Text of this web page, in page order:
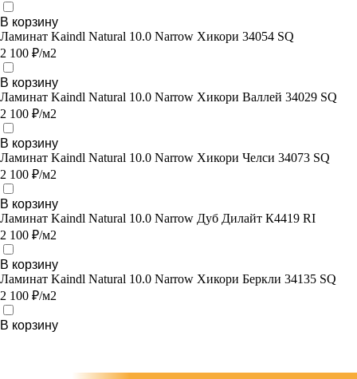
В корзину
Ламинат Kaindl Natural 10.0 Narrow Хикори 34054 SQ
2 100 ₽/м2
В корзину
Ламинат Kaindl Natural 10.0 Narrow Хикори Валлей 34029 SQ
2 100 ₽/м2
В корзину
Ламинат Kaindl Natural 10.0 Narrow Хикори Челси 34073 SQ
2 100 ₽/м2
В корзину
Ламинат Kaindl Natural 10.0 Narrow Дуб Дилайт К4419 RI
2 100 ₽/м2
В корзину
Ламинат Kaindl Natural 10.0 Narrow Хикори Беркли 34135 SQ
2 100 ₽/м2
В корзину